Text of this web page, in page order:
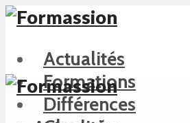
Actualités
Formations
Différences